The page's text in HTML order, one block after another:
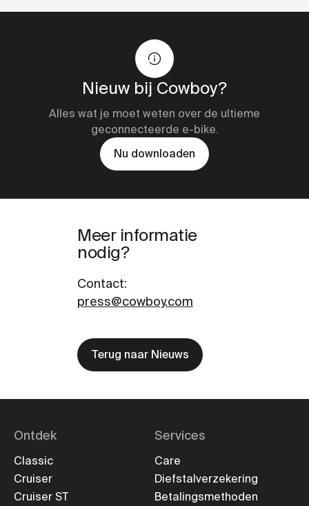
Nieuw bij Cowboy?
Alles wat je moet weten over de ultieme
geconnecteerde e-bike.
Nu downloaden
Meer informatie
nodig?
Contact:
press@cowboy.com
Terug naar Nieuws
Ontdek
Classic
Cruiser
Cruiser ST
Services
Care
Diefstalverzekering
Betalingsmethoden